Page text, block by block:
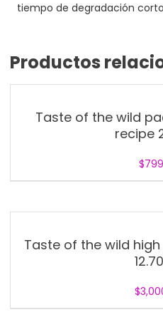
tiempo de degradación
Productos
Taste of the wild
recipe
$
Taste of the wild
$